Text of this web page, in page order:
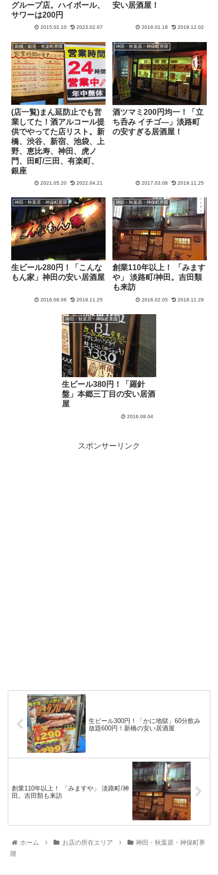
グループ店。ハイボール、
サワーは200円
2015.02.10 2023.02.07
安い居酒屋！
2016.01.18 2019.12.02
新橋・銀座・有楽町界隈
(店一覧)まん延防止でも営
業してた！酒アルコール提
供でやってた店リスト。新
橋、渋谷、新宿、池袋、上
野、恵比寿、神田、虎ノ
門、田町/三田、有楽町、
銀座
2021.05.20 2022.04.21
神田・秋葉原・神保町界隈
酒ツマミ200円均一！「立
ち呑み イチゴ―」淡路町
の安すぎる居酒屋！
2017.03.08 2019.11.25
神田・秋葉原・神保町界隈
生ビール280円！「こんな
もん家」神田の安い居酒屋
2016.08.06 2019.11.25
神田・秋葉原・神保町界隈
創業110年以上！ 「みます
や」 淡路町/神田。吉田類
も来訪
2016.02.05 2019.11.29
神田・秋葉原・神保町界隈
生ビール380円！「羅針
盤」本郷三丁目の安い居酒
屋
2016.08.04
スポンサーリンク
生ビール300円！「かに地獄」60分飲み
放題600円！新橋の安い居酒屋
創業110年以上！ 「みますや」 淡路町/神
田。吉田類も来訪
ホーム お店の所在エリア
神田・秋葉原・神保町界
隈